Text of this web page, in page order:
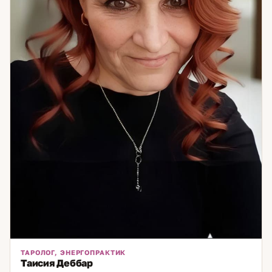
ТАРОЛОГ, ЭНЕРГОПРАКТИК
Таисия Деббар